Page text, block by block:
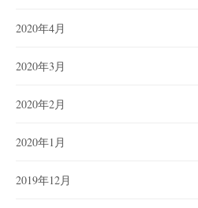
2020年4月
2020年3月
2020年2月
2020年1月
2019年12月